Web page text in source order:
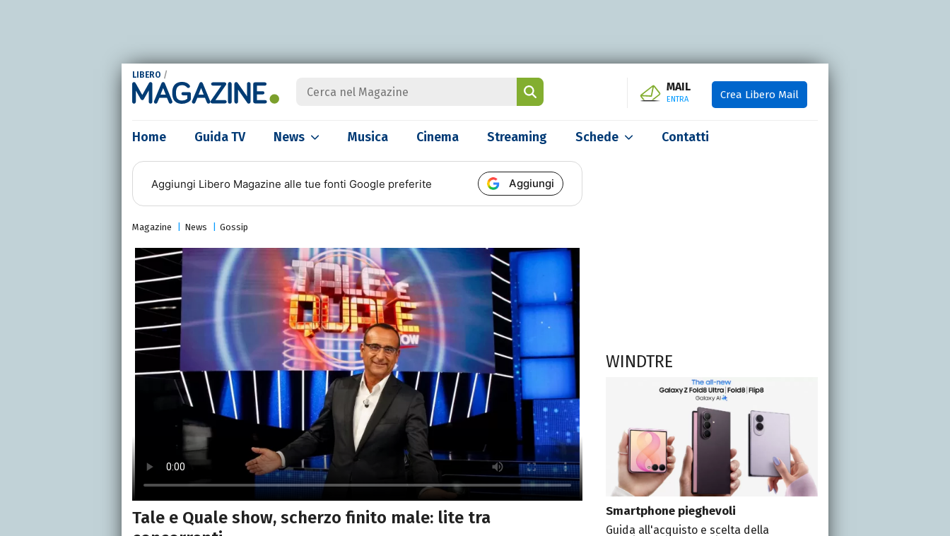
LIBERO /
MAIL
ENTRA Crea Libero Mail
Home Guida TV News Musica Cinema Streaming Schede Contatti
Aggiungi Libero Magazine alle tue fonti Google preferite Aggiungi
Magazine News Gossip
Tale e Quale show, scherzo finito male: lite tra
WINDTRE
Smartphone pieghevoli
Guida all'acquisto e scelta della